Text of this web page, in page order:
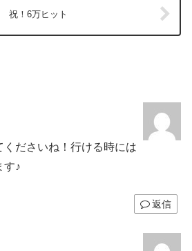
祝！6万ヒット
くださいね！行ける時には
す♪
返信